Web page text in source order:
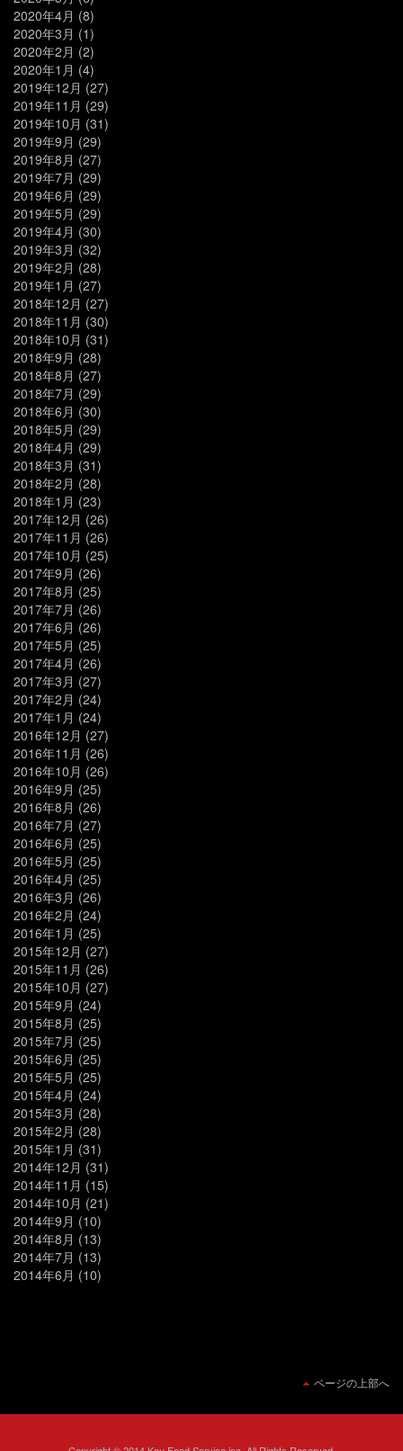
2020年4月 (8)
2020年3月 (1)
2020年2月 (2)
2020年1月 (4)
2019年12月 (27)
2019年11月 (29)
2019年10月 (31)
2019年9月 (29)
2019年8月 (27)
2019年7月 (29)
2019年6月 (29)
2019年5月 (29)
2019年4月 (30)
2019年3月 (32)
2019年2月 (28)
2019年1月 (27)
2018年12月 (27)
2018年11月 (30)
2018年10月 (31)
2018年9月 (28)
2018年8月 (27)
2018年7月 (29)
2018年6月 (30)
2018年5月 (29)
2018年4月 (29)
2018年3月 (31)
2018年2月 (28)
2018年1月 (23)
2017年12月 (26)
2017年11月 (26)
2017年10月 (25)
2017年9月 (26)
2017年8月 (25)
2017年7月 (26)
2017年6月 (26)
2017年5月 (25)
2017年4月 (26)
2017年3月 (27)
2017年2月 (24)
2017年1月 (24)
2016年12月 (27)
2016年11月 (26)
2016年10月 (26)
2016年9月 (25)
2016年8月 (26)
2016年7月 (27)
2016年6月 (25)
2016年5月 (25)
2016年4月 (25)
2016年3月 (26)
2016年2月 (24)
2016年1月 (25)
2015年12月 (27)
2015年11月 (26)
2015年10月 (27)
2015年9月 (24)
2015年8月 (25)
2015年7月 (25)
2015年6月 (25)
2015年5月 (25)
2015年4月 (24)
2015年3月 (28)
2015年2月 (28)
2015年1月 (31)
2014年12月 (31)
2014年11月 (15)
2014年10月 (21)
2014年9月 (10)
2014年8月 (13)
2014年7月 (13)
2014年6月 (10)
ページの上部へ